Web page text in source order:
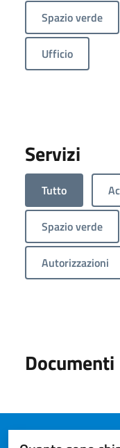
Spazio verde
Ufficio
Servizi
Tutto
Spazio verde
Autorizzazioni
Documenti